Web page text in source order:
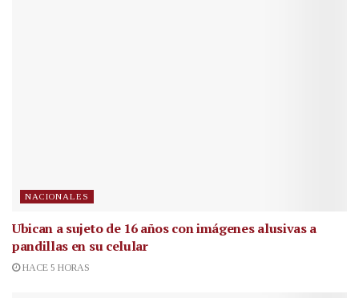
NACIONALES
Ubican a sujeto de 16 años con imágenes alusivas a
pandillas en su celular
HACE 5 HORAS